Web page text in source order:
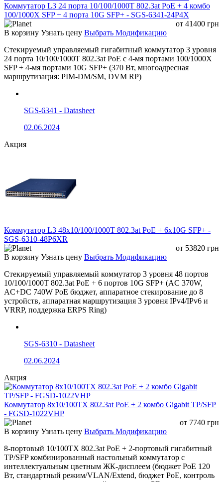
16*10/100/1000Base-T RJ45 PoE
4*1000/2500Base-X SFP
обновления прошивки
Стандарты
IEEE 802.1D протокол Spanning
IEEE 802.1w протокол Rapid
Tree
IEEE 802.1Q VLAN
ITU-T G.8032 ERPS
IEEE 802.1X сетевой контроль
IEEE 802.3at
Светодиодные индикаторы
PWR (индикатор
питания)
Выключено:
устройство
обесточено или
неисправно
Включено:
устройства в
Коммутатор L3 24 порта 10/100/1000T 802.3at PoE + 4 комбо
100/1000X SFP + 4 порта 10G SFP+ - SGS-6341-24P4X
от 41400 грн
В корзину Узнать цену Выбрать Модификацию
Стекируемый управляемый гигабитный коммутатор 3 уровня
24 порта 10/100/1000T 802.3at PoE с 4-мя портами 100/1000X
SFP + 4-мя портами 10G SFP+ (370 Вт, многоадресная
маршрутизация: PIM-DM/SM, DVM RP)
SGS-6341 - Datasheet
02.06.2024
Акция
Коммутатор L3 48х10/100/1000T 802.3at PoE + 6x10G SFP+ -
SGS-6310-48P6XR
от 53820 грн
В корзину Узнать цену Выбрать Модификацию
Стекируемый управляемый коммутатор 3 уровня 48 портов
10/100/1000T 802.3at PoE + 6 портов 10G SFP+ (AC 370W,
AC+DC 740W PoE бюджет, аппаратное стекирование до 8
устройств, аппаратная маршрутизация 3 уровня IPv4/IPv6 и
VRRP, поддержка ERPS Ring)
SGS-6310 - Datasheet
02.06.2024
Акция
Коммутатор 8x10/100TX 802.3at PoE + 2 комбо Gigabit TP/SFP
- FGSD-1022VHP
от 7740 грн
В корзину Узнать цену Выбрать Модификацию
8-портовый 10/100TX 802.3at PoE + 2-портовый гигабитный
TP/SFP комбинированный настольный коммутатор с
интеллектуальным цветным ЖК-дисплеем (бюджет PoE 120
Вт, стандартный режим/VLAN/Extend, бюджет PoE, контроль